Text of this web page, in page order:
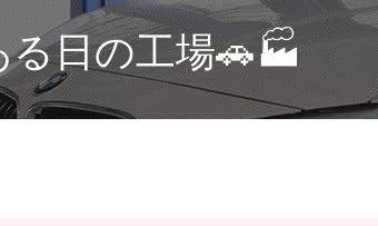
る日の工場🚗🏭